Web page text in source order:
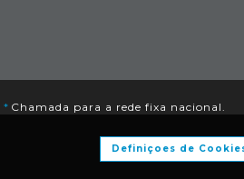
* Chamada para a rede fixa nacional.
Definiçoes de